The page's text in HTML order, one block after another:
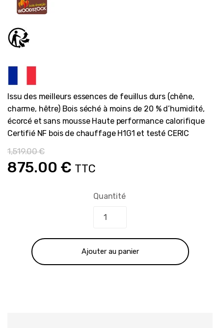
Issu des meilleurs essences de feuillus durs (chêne,
charme, hêtre) Bois séché à moins de 20 % d’humidité,
écorcé et sans mousse Haute performance calorifique
Certifié NF bois de chauffage H1G1 et testé CERIC
1,519.00€
Le
était :
1,519.00 €.
875.00 €Le
prix
actuel
est :
875.00 €.
TTC
Quantité
Ajouter au panier